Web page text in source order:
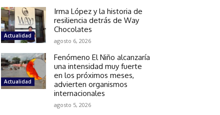
Actualidad
Irma López y la historia de
resiliencia detrás de Way
Chocolates
agosto 6, 2026
Actualidad
Fenómeno El Niño alcanzaría
una intensidad muy fuerte
en los próximos meses,
advierten organismos
internacionales
agosto 5, 2026